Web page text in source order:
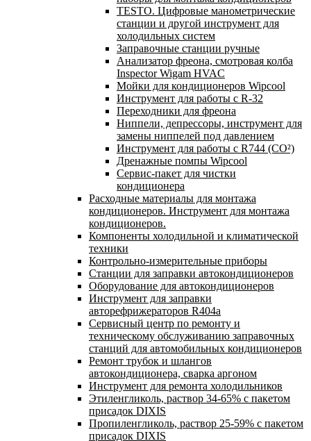
TESTO. Цифровые манометрические
станции и другой инструмент для
холодильных систем
Заправочные станции ручные
Анализатор фреона, смотровая колба
Inspector Wigam HVAC
Мойки для кондиционеров Wipcool
Инструмент для работы с R-32
Переходники для фреона
Ниппели, депрессоры, инструмент для
замены ниппелей под давлением
Инструмент для работы с R744 (CO²)
Дренажные помпы Wipcool
Сервис-пакет для чистки
кондиционера
Расходные материалы для монтажа
кондиционеров. Инструмент для монтажа
кондиционеров.
Компоненты холодильной и климатической
техники
Контрольно-измерительные приборы
Станции для заправки автокондиционеров
Оборудование для автокондиционеров
Инструмент для заправки
авторефрижераторов R404a
Сервисный центр по ремонту и
техническому обслуживанию заправочных
станций для автомобильных кондиционеров
Ремонт трубок и шлангов
автокондиционера, сварка аргоном
Инструмент для ремонта холодильников
Этиленгликоль, раствор 34-65% с пакетом
присадок DIXIS
Пропиленгликоль, раствор 25-59% с пакетом
присадок DIXIS